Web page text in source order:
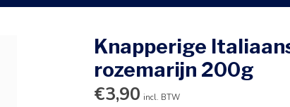
Knapperige
rozemarijn 200g
€3,90 incl. BTW